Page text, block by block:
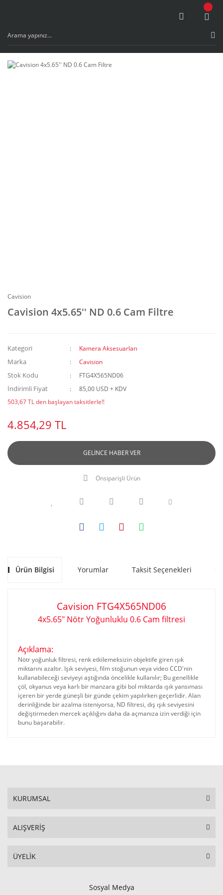
Cavision
Cavision 4x5.65'' ND 0.6 Cam Filtre
Kategori Kamera Aksesuarları
Marka Cavision
Stok Kodu FTG4X565ND06
İndirimli Fiyat
85,00 USD + KDV
503,67 TL den başlayan taksitlerle!!
4.854,29 TL
GELİNCE HABER VER
Önsiparişli Ürün
Ürün Bilgisi Yorumlar Taksit Seçenekleri
Cavision FTG4X565ND06
4x5.65" Nötr Yoğunluklu 0.6 Cam filtresi
Açıklama:
Nötr yoğunluk filtresi, renk etkilemeksizin objektife giren ışık
miktarını azaltır. Işık seviyesi, film stoğunun veya video CCD'nin
kullanabileceği seviyeyi aştığında öncelikle kullanılır; Bu genellikle
çöl, okyanus veya karlı bir manzara gibi bol miktarda ışık yansıması
içeren bir yerde güneşli bir günde çekim yapılırken geçerlidir. Alan
derinliğinde bir azalma isteniyorsa, ND filtresi, dış ışık seviyesini
değiştirmeden mercek açıklığını daha da açmanıza izin verdiği için
bunu başarabilir.
KURUMSAL
ALIŞVERİŞ
ÜYELİK
Sosyal Medya